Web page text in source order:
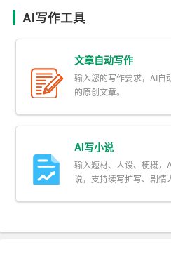
4. 持续优化：简历AI生成平台
场需求，不断优化算法和模板
时代潮流和招聘需求。
号，填写个人信息，包括姓名
方式等。
2. 上传简历：求职者需要上传
AI写作工具
文章自动写作
输入您的写作要求，AI自
的原创文章。
AI写小说
输入题材、人设、梗概，
说，支持续写扩写、剧情